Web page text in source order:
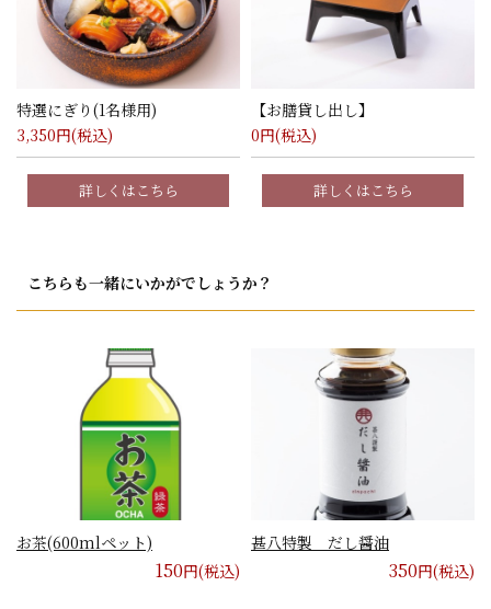
特選にぎり(1名様用)
3,350円(税込)
詳しくはこちら
【お膳貸し出し】
0円(税込)
詳しくはこちら
こちらも一緒にいかがでしょうか？
お茶(600mlペット)
150円(税込)
甚八特製 だし醤油
350円(税込)